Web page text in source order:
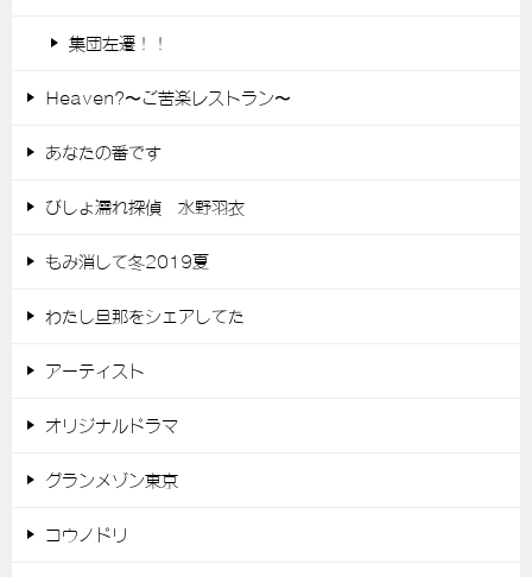
集団左遷！！
Heaven?〜ご苦楽レストラン〜
あなたの番です
びしょ濡れ探偵 水野羽衣
もみ消して冬2019夏
わたし旦那をシェアしてた
アーティスト
オリジナルドラマ
グランメゾン東京
コウノドリ